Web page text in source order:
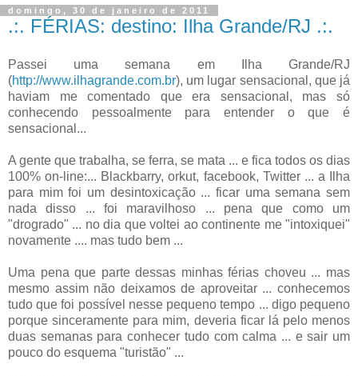
domingo, 30 de janeiro de 2011
.:. FÉRIAS: destino: Ilha Grande/RJ .:.
Passei uma semana em Ilha Grande/RJ
(http://www.ilhagrande.com.br), um lugar sensacional, que já
haviam me comentado que era sensacional, mas só
conhecendo pessoalmente para entender o que é
sensacional...
A gente que trabalha, se ferra, se mata ... e fica todos os dias
100% on-line:... Blackbarry, orkut, facebook, Twitter ... a Ilha
para mim foi um desintoxicação ... ficar uma semana sem
nada disso ... foi maravilhoso ... pena que como um
"drogrado" ... no dia que voltei ao continente me "intoxiquei"
novamente .... mas tudo bem ...
Uma pena que parte dessas minhas férias choveu ... mas
mesmo assim não deixamos de aproveitar ... conhecemos
tudo que foi possível nesse pequeno tempo ... digo pequeno
porque sinceramente para mim, deveria ficar lá pelo menos
duas semanas para conhecer tudo com calma ... e sair um
pouco do esquema "turistão" ...